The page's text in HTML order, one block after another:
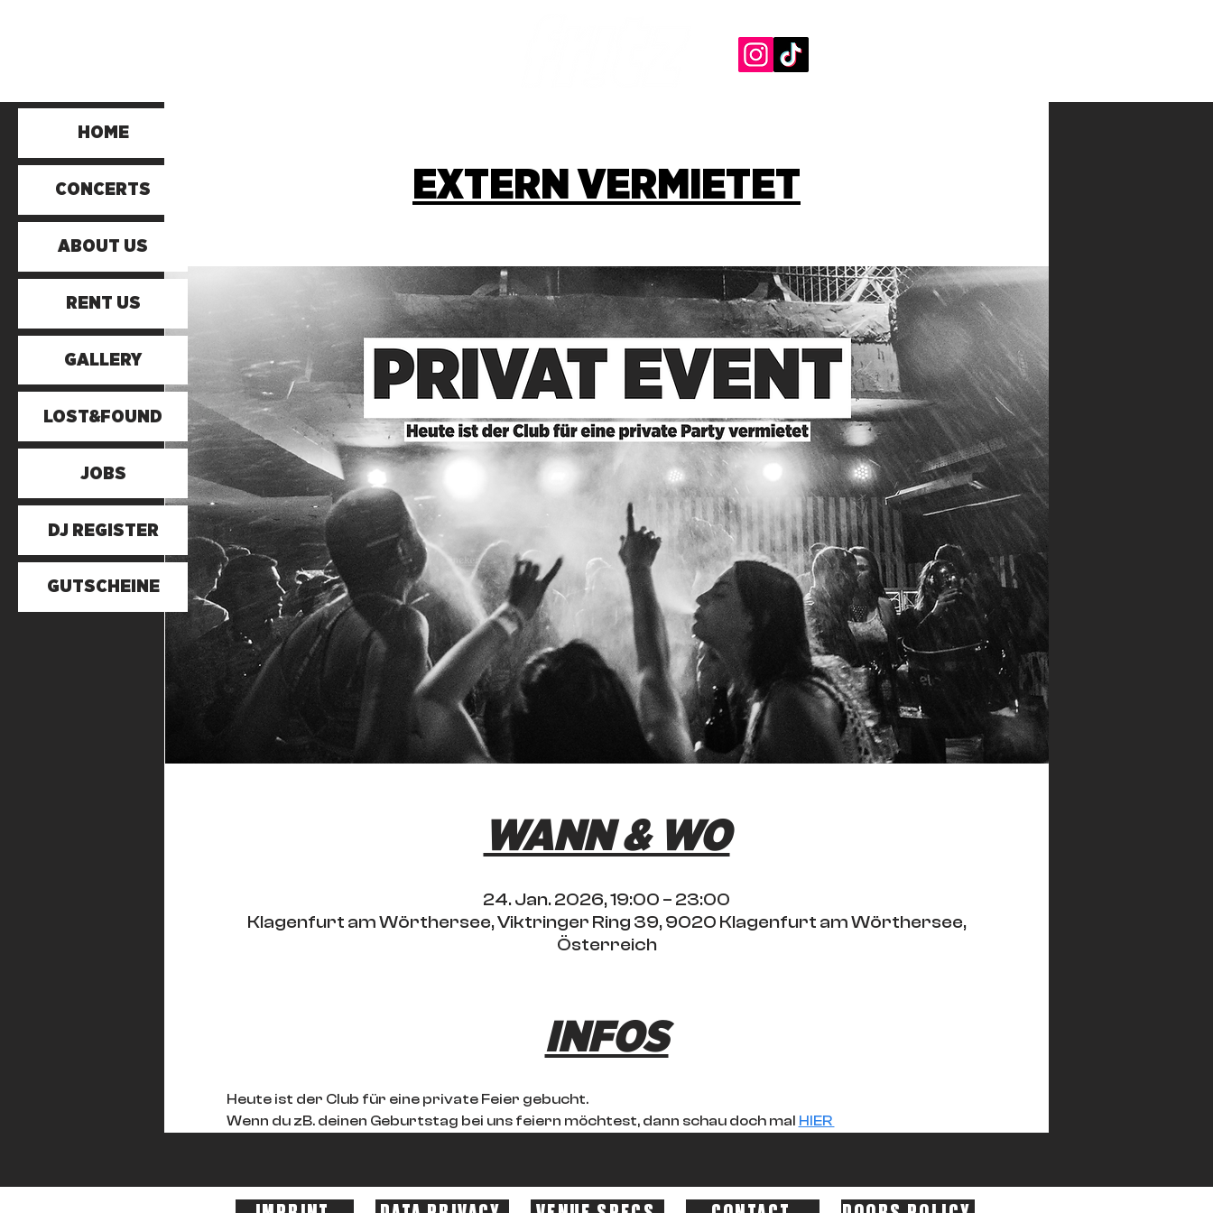
HOME
CONCERTS
ABOUT US
RENT US
GALLERY
LOST&FOUND
JOBS
DJ REGISTER
GUTSCHEINE
EXTERN VERMIETET
WANN & WO
24. Jan. 2026, 19:00 – 23:00
Klagenfurt am Wörthersee, Viktringer Ring 39, 9020 Klagenfurt am Wörthersee,
Österreich
INFOS
Heute ist der Club für eine private Feier gebucht.
Wenn du zB. deinen Geburtstag bei uns feiern möchtest, dann schau doch mal HIER